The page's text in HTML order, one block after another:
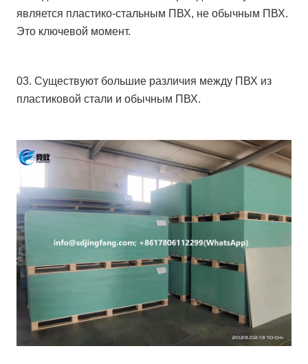
является пластико-стальным ПВХ, не обычным ПВХ.
Это ключевой момент.
03. Существуют большие различия между ПВХ из
пластиковой стали и обычным ПВХ.